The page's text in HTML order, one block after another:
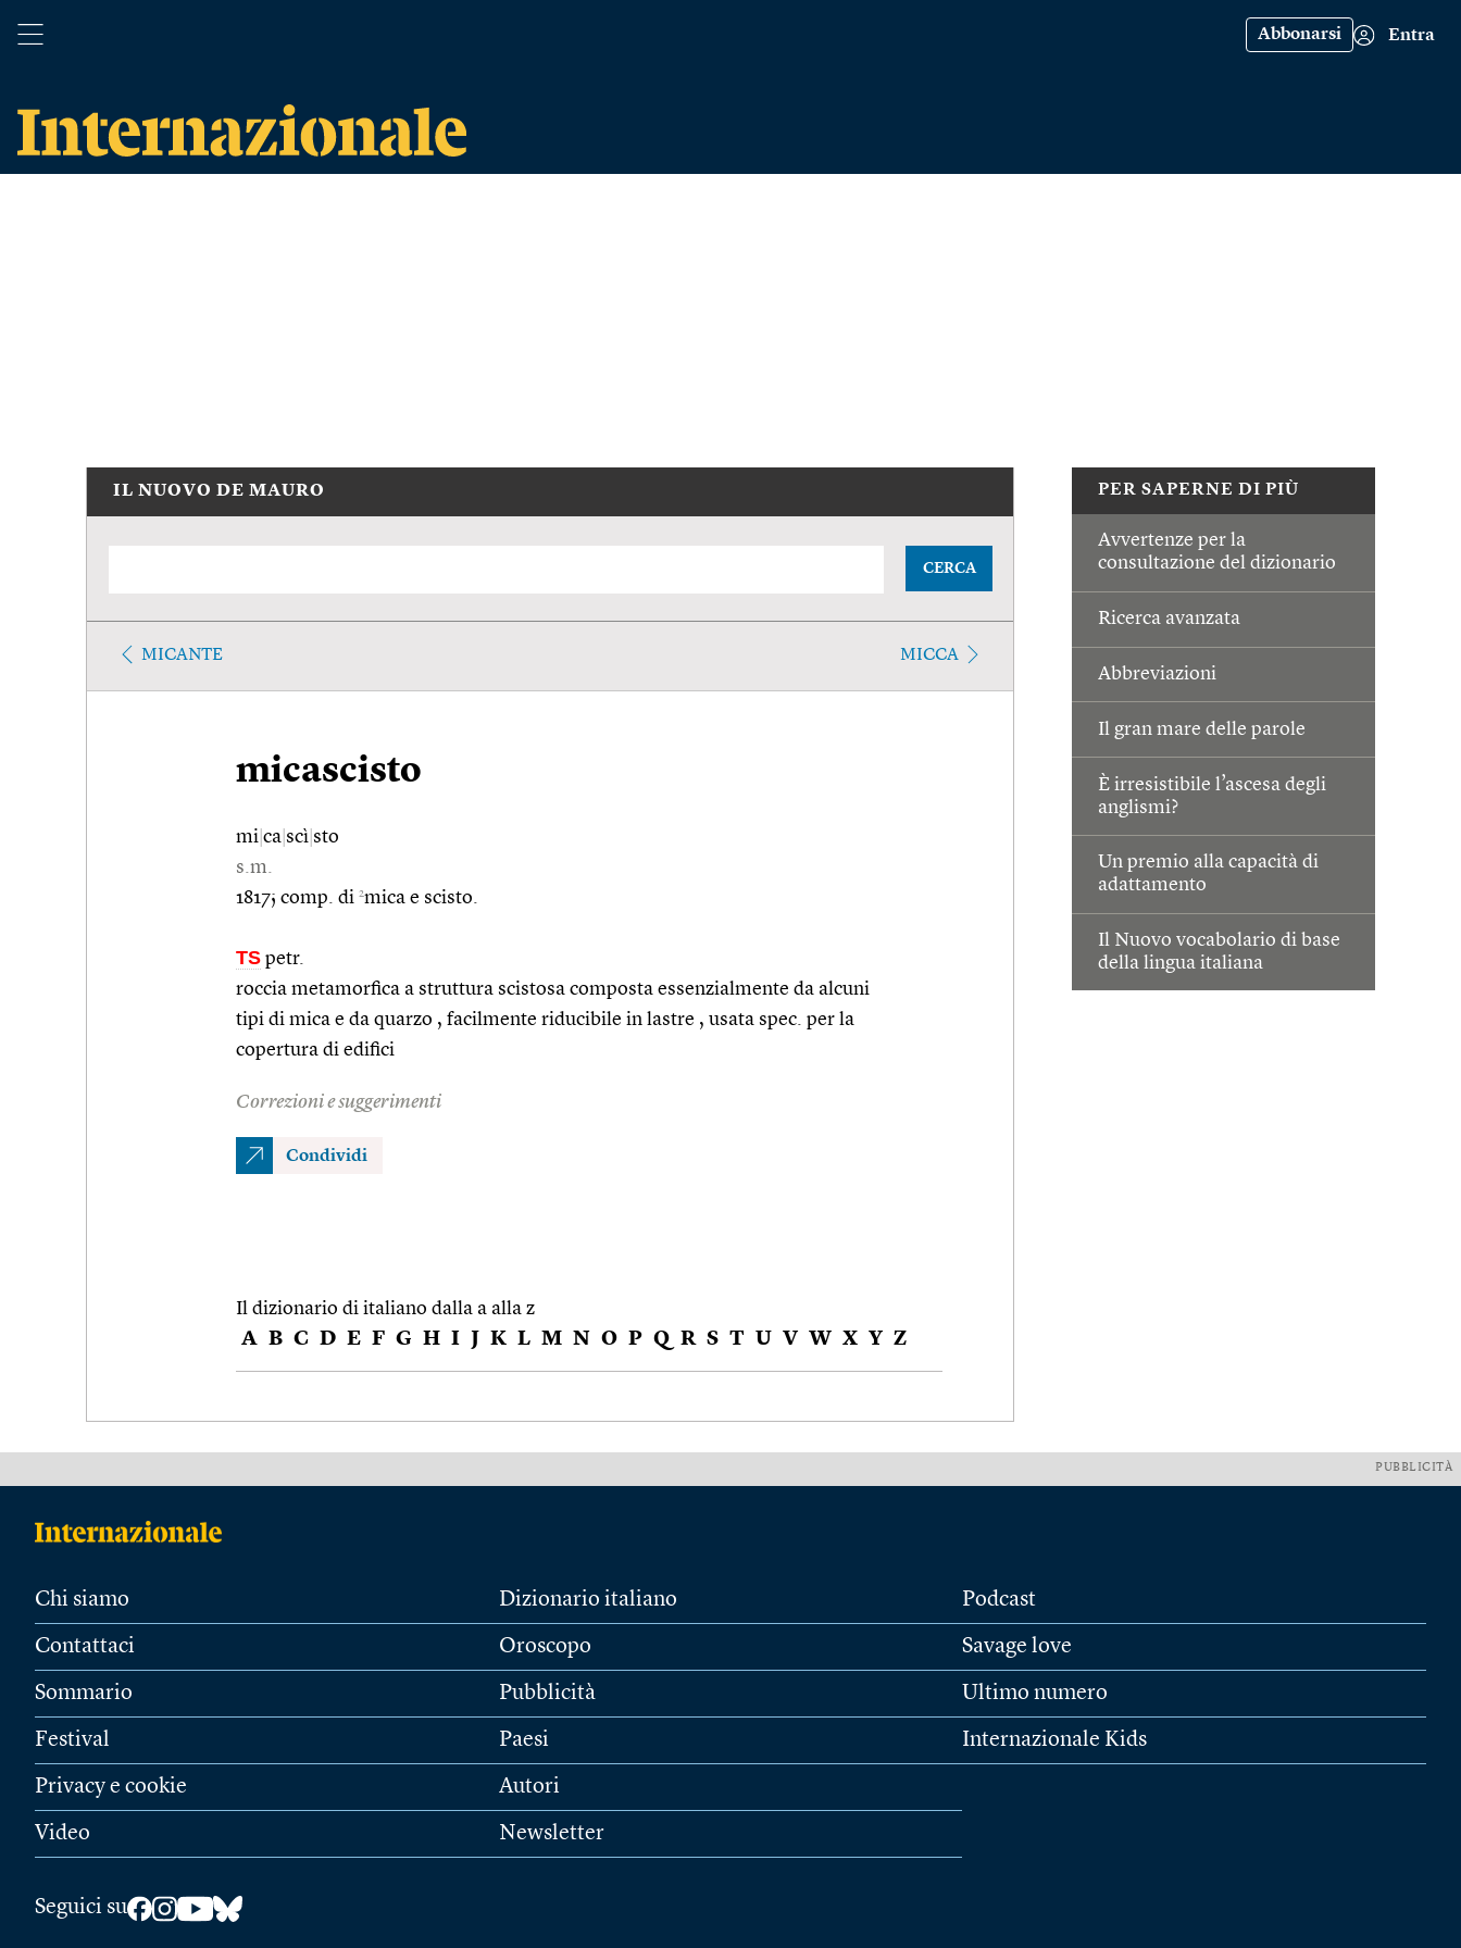
Abbonarsi Entra
PER SAPERNE DI PIÙ
Avvertenze per la
consultazione del dizionario
Ricerca avanzata
Abbreviazioni
Il gran mare delle parole
È irresistibile l’ascesa degli
anglismi?
Un premio alla capacità di
adattamento
Il Nuovo vocabolario di base
della lingua italiana
IL NUOVO DE MAURO
CERCA
MICANTE MICCA
micascisto
mi ca scì sto
s.m.
1817; comp. di 2mica e scisto.
TS petr.
roccia metamorfica a struttura scistosa composta essenzialmente da alcuni
tipi di mica e da quarzo , facilmente riducibile in lastre , usata spec. per la
copertura di edifici
Correzioni e suggerimenti
Condividi
Il dizionario di italiano dalla a alla z
A B C D E F G H I J K L M N O P Q R S T U V W X Y Z
PUBBLICITÀ
Chi siamo
Contattaci
Sommario
Festival
Privacy e cookie
Video
Dizionario italiano
Oroscopo
Pubblicità
Paesi
Autori
Newsletter
Podcast
Savage love
Ultimo numero
Internazionale Kids
Seguici su